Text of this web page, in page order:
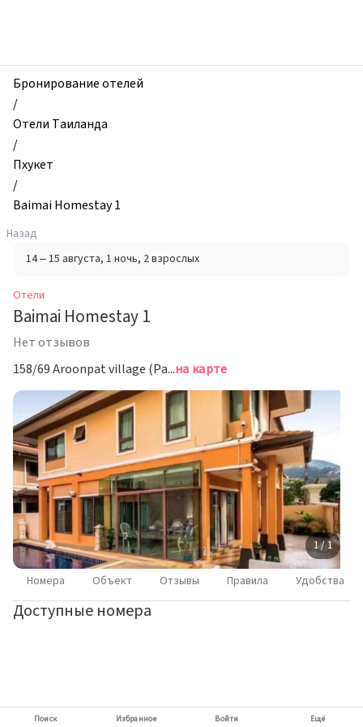
Baimai
Homestay
1,
Пхукет,
Таиланд
Бронирование отелей
/
Отели Таиланда
/
Пхукет
/
Baimai Homestay 1
Назад
14 – 15 августа, 1 ночь, 2 взрослых
Отели
Baimai Homestay 1
Нет отзывов
158/69 Aroonpat village (Patong) Nanai rd., Kathu, Катуна карте
1 / 1
Номера Объект Отзывы Правила Удобства
Доступные номера
Поиск Избранное Войти Ещё